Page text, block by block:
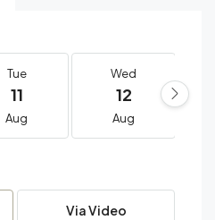
Tue
11
Aug
Wed
12
Aug
Via Video